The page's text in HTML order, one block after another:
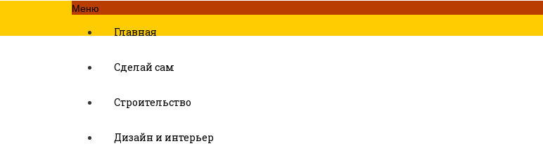
Меню
Главная
Сделай сам
Строительство
Дизайн и интерьер